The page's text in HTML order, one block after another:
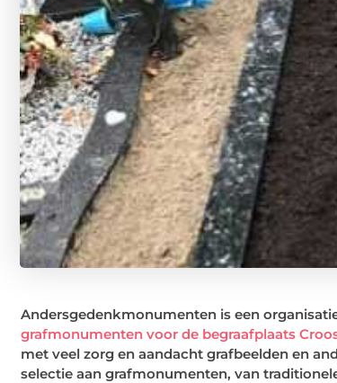
Andersgedenkmonumenten is een
grafmonumenten voor de begraafplaats
met veel zorg en aandacht grafbeelden en
selectie aan grafmonumenten, van